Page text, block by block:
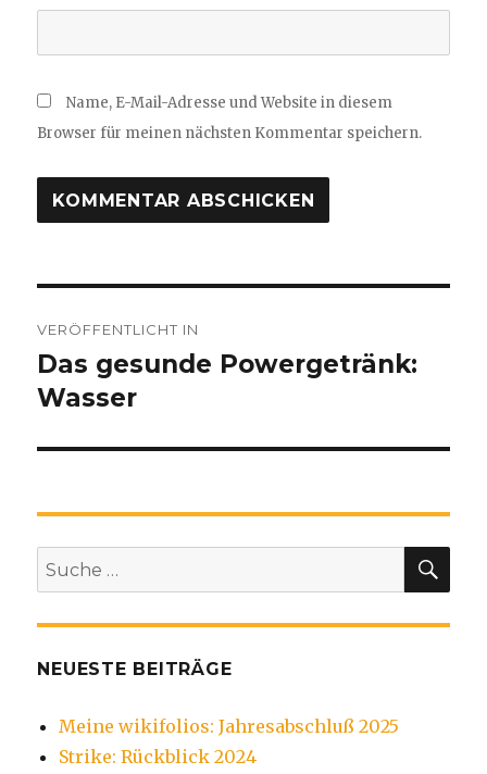
Name, E-Mail-Adresse und Website in diesem
Browser für meinen nächsten Kommentar speichern.
VERÖFFENTLICHT IN
Das gesunde Powergetränk:
Wasser
Suche
nach:
NEUESTE BEITRÄGE
Meine wikifolios: Jahresabschluß 2025
Strike: Rückblick 2024